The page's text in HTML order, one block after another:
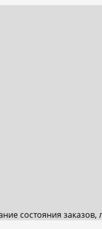
состояния